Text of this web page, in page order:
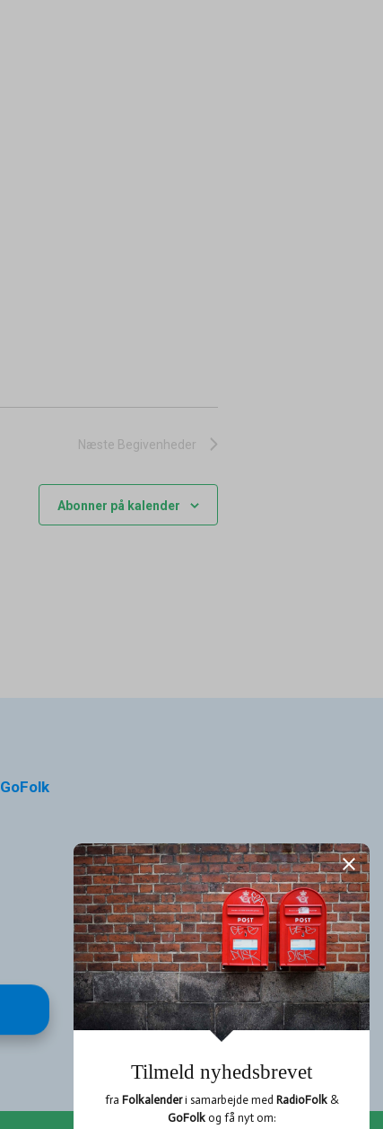
Næste Begivenheder
Abonner på kalender
GoFolk